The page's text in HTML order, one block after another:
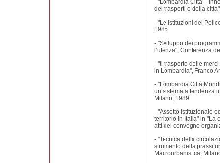
- "Lombardia Città –
dei trasporti e della
- "Le istituzioni del
1985
- "Sviluppo dei
l’utenza", Conferenza
- "Il trasporto delle
in Lombardia", Franco
- "Lombardia Città
un sistema a tendenza
Milano, 1989
- "Assetto istituzionale
territorio in Italia" in "La
atti del convegno
- "Tecnica della
strumento della prassi
Macrourbanistica,